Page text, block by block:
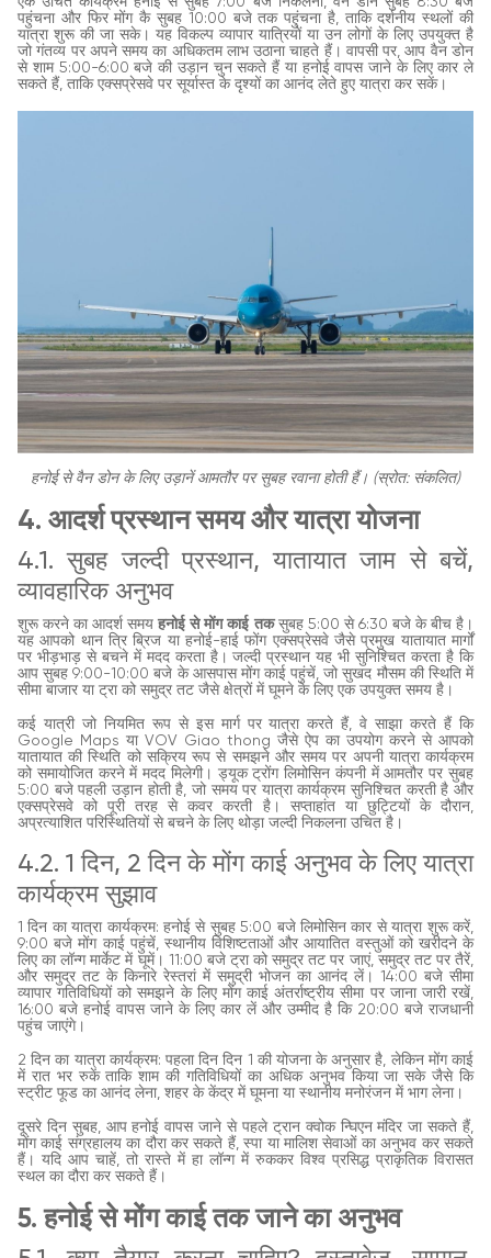
पहुंचना और फिर मोंग कै सुबह 10:00 बजे तक पहुंचना है, ताकि दर्शनीय स्थलों की
यात्रा शुरू की जा सके। यह विकल्प व्यापार यात्रियों या उन लोगों के लिए उपयुक्त है
जो गंतव्य पर अपने समय का अधिकतम लाभ उठाना चाहते हैं। वापसी पर, आप वैन डोन
से शाम 5:00-6:00 बजे की उड़ान चुन सकते हैं या हनोई वापस जाने के लिए कार ले
सकते हैं, ताकि एक्सप्रेसवे पर सूर्यास्त के दृश्यों का आनंद लेते हुए यात्रा कर सकें।
हनोई से वैन डोन के लिए उड़ानें आमतौर पर सुबह रवाना होती हैं। (स्रोत: संकलित)
4. आदर्श प्रस्थान समय और यात्रा योजना
4.1. सुबह जल्दी प्रस्थान, यातायात जाम से बचें,
व्यावहारिक अनुभव
शुरू करने का आदर्श समयहनोई से मोंग काई तकसुबह 5:00 से 6:30 बजे के बीच है।
यह आपको थान त्रि ब्रिज या हनोई-हाई फोंग एक्सप्रेसवे जैसे प्रमुख यातायात मार्गों
पर भीड़भाड़ से बचने में मदद करता है। जल्दी प्रस्थान यह भी सुनिश्चित करता है कि
आप सुबह 9:00-10:00 बजे के आसपास मोंग काई पहुंचें, जो सुखद मौसम की स्थिति में
सीमा बाजार या ट्रा को समुद्र तट जैसे क्षेत्रों में घूमने के लिए एक उपयुक्त समय है।
कई यात्री जो नियमित रूप से इस मार्ग पर यात्रा करते हैं, वे साझा करते हैं कि
Google Maps या VOV Giao thong जैसे ऐप का उपयोग करने से आपको
यातायात की स्थिति को सक्रिय रूप से समझने और समय पर अपनी यात्रा कार्यक्रम
को समायोजित करने में मदद मिलेगी। ड्यूक ट्रोंग लिमोसिन कंपनी में आमतौर पर सुबह
5:00 बजे पहली उड़ान होती है, जो समय पर यात्रा कार्यक्रम सुनिश्चित करती है और
एक्सप्रेसवे को पूरी तरह से कवर करती है। सप्ताहांत या छुट्टियों के दौरान,
अप्रत्याशित परिस्थितियों से बचने के लिए थोड़ा जल्दी निकलना उचित है।
4.2. 1 दिन, 2 दिन के मोंग काई अनुभव के लिए यात्रा
कार्यक्रम सुझाव
1 दिन का यात्रा कार्यक्रम: हनोई से सुबह 5:00 बजे लिमोसिन कार से यात्रा शुरू करें,
9:00 बजे मोंग काई पहुंचें, स्थानीय विशिष्टताओं और आयातित वस्तुओं को खरीदने के
लिए का लॉन्ग मार्केट में घूमें। 11:00 बजे ट्रा को समुद्र तट पर जाएं, समुद्र तट पर तैरें,
और समुद्र तट के किनारे रेस्तरां में समुद्री भोजन का आनंद लें। 14:00 बजे सीमा
व्यापार गतिविधियों को समझने के लिए मोंग काई अंतर्राष्ट्रीय सीमा पर जाना जारी रखें,
16:00 बजे हनोई वापस जाने के लिए कार लें और उम्मीद है कि 20:00 बजे राजधानी
पहुंच जाएंगे।
2 दिन का यात्रा कार्यक्रम: पहला दिन दिन 1 की योजना के अनुसार है, लेकिन मोंग काई
में रात भर रुकें ताकि शाम की गतिविधियों का अधिक अनुभव किया जा सके जैसे कि
स्ट्रीट फूड का आनंद लेना, शहर के केंद्र में घूमना या स्थानीय मनोरंजन में भाग लेना।
दूसरे दिन सुबह, आप हनोई वापस जाने से पहले ट्रान क्वोक न्घिएन मंदिर जा सकते हैं,
मोंग काई संग्रहालय का दौरा कर सकते हैं, स्पा या मालिश सेवाओं का अनुभव कर सकते
हैं। यदि आप चाहें, तो रास्ते में हा लॉन्ग में रुककर विश्व प्रसिद्ध प्राकृतिक विरासत
स्थल का दौरा कर सकते हैं।
5. हनोई से मोंग काई तक जाने का अनुभव